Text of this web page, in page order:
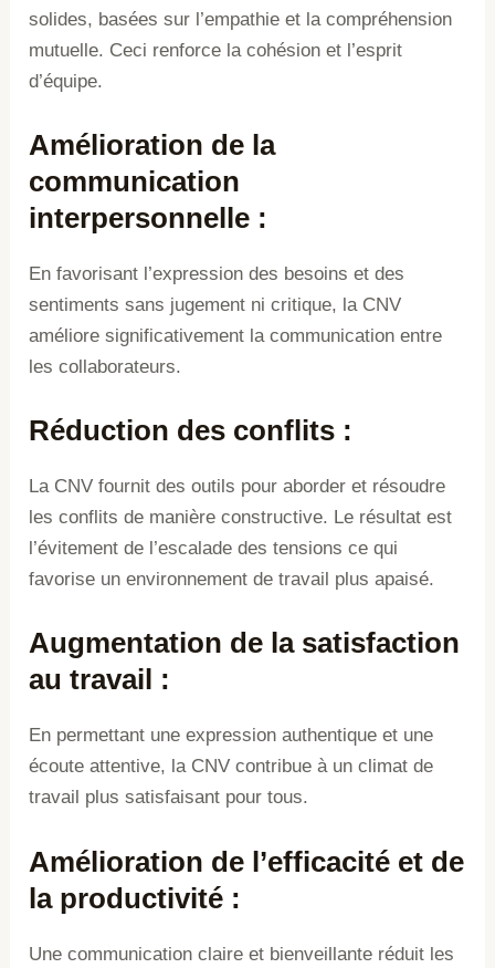
solides, basées sur l’empathie et la compréhension
mutuelle. Ceci renforce la cohésion et l’esprit
d’équipe.
Amélioration de la
communication
interpersonnelle :
En favorisant l’expression des besoins et des
sentiments sans jugement ni critique, la CNV
améliore significativement la communication entre
les collaborateurs.
Réduction des conflits :
La CNV fournit des outils pour aborder et résoudre
les conflits de manière constructive. Le résultat est
l’évitement de l’escalade des tensions ce qui
favorise un environnement de travail plus apaisé.
Augmentation de la satisfaction
au travail :
En permettant une expression authentique et une
écoute attentive, la CNV contribue à un climat de
travail plus satisfaisant pour tous.
Amélioration de l’efficacité et de
la productivité :
Une communication claire et bienveillante réduit les